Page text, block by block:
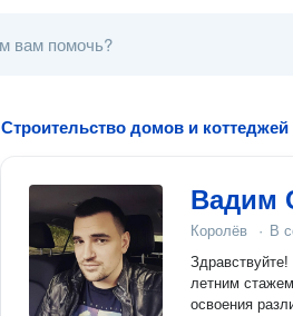
Строительство домов и коттеджей
Вадим
Королёв · В
Здравствуйте! Я являюсь опытным строителем с более чем 12-
летним
освоения